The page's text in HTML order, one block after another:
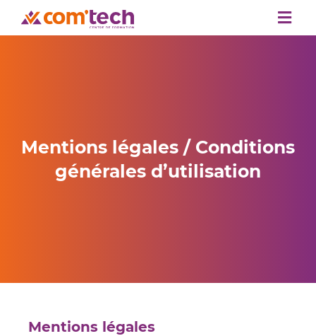
Passer
Financement
Mentions légales / Conditions
générales d’utilisation
Mentions légales